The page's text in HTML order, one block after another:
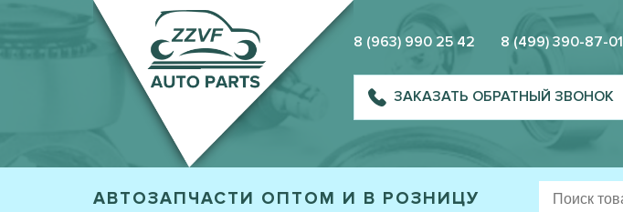
8 (963) 990 25 42 8 (499) 390-87-01
ЗАКАЗАТЬ ОБРАТНЫЙ ЗВОНОК
АВТОЗАПЧАСТИ ОПТОМ И В РОЗНИЦУ